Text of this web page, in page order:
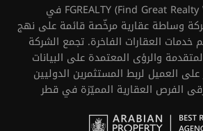
تأسست شركة FGREALTY (Find Great Realty W.L.L.) في
وساطة عقارية مرخّصة قائمة على نهج
العقارات الفاخرة. تجمع الشركة
والرؤى المعتمدة على البيانات
العميل لربط المستثمرين الدوليين
الفرص العقارية المميّزة في قطر